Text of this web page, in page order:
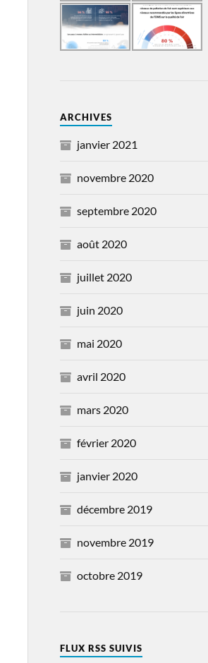
ARCHIVES
janvier 2021
novembre 2020
septembre 2020
août 2020
juillet 2020
juin 2020
mai 2020
avril 2020
mars 2020
février 2020
janvier 2020
décembre 2019
novembre 2019
octobre 2019
FLUX RSS SUIVIS